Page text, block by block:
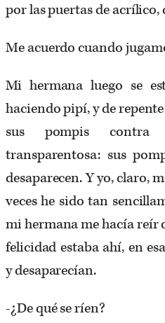
por las puertas de acrílico,
Me acuerdo cuando
Mi hermana luego se
haciendo pipí, y de
sus pompis
transparentosa: sus
desaparecen. Y yo, claro,
veces he sido tan
mi hermana me hacía reír
felicidad estaba ahí, en
y desaparecían.
-¿De qué se ríen?